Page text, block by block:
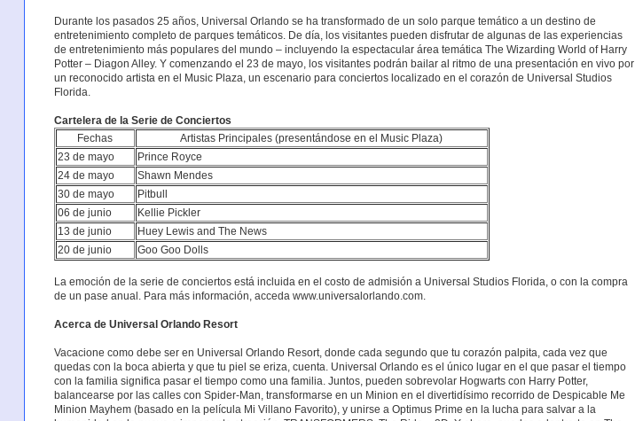
Durante los pasados 25 años, Universal Orlando se ha transformado de un solo parque temático a un destino de
entretenimiento completo de parques temáticos. De día, los visitantes pueden disfrutar de algunas de las experiencias
de entretenimiento más populares del mundo – incluyendo la espectacular área temática The Wizarding World of Harry
Potter – Diagon Alley. Y comenzando el 23 de mayo, los visitantes podrán bailar al ritmo de una presentación en vivo por
un reconocido artista en el Music Plaza, un escenario para conciertos localizado en el corazón de Universal Studios
Florida.
Cartelera de la Serie de Conciertos
Fechas
Artistas Principales (presentándose en el Music Plaza)
23 de mayo
Prince Royce
24 de mayo
Shawn Mendes
30 de mayo
Pitbull
06 de junio
Kellie Pickler
13 de junio
Huey Lewis and The News
20 de junio
Goo Goo Dolls
La emoción de la serie de conciertos está incluida en el costo de admisión a Universal Studios Florida, o con la compra
de un pase anual. Para más información, acceda www.universalorlando.com.
Acerca de Universal Orlando Resort
Vacacione como debe ser en Universal Orlando Resort, donde cada segundo que tu corazón palpita, cada vez que
quedas con la boca abierta y que tu piel se eriza, cuenta. Universal Orlando es el único lugar en el que pasar el tiempo
con la familia significa pasar el tiempo como una familia. Juntos, pueden sobrevolar Hogwarts con Harry Potter,
balancearse por las calles con Spider-Man, transformarse en un Minion en el divertidísimo recorrido de Despicable Me
Minion Mayhem (basado en la película Mi Villano Favorito), y unirse a Optimus Prime en la lucha para salvar a la